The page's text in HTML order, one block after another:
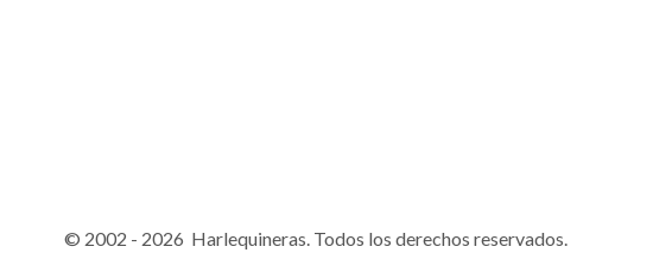
© 2002 - 2026 Harlequineras. Todos los derechos reservados.